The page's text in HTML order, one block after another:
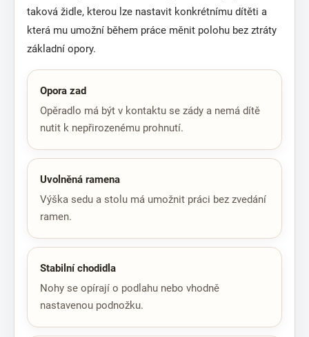
taková židle, kterou lze nastavit konkrétnímu dítěti a
která mu umožní během práce měnit polohu bez ztráty
základní opory.
Opora zad
Opěradlo má být v kontaktu se zády a nemá dítě
nutit k nepřirozenému prohnutí.
Uvolněná ramena
Výška sedu a stolu má umožnit práci bez zvedání
ramen.
Stabilní chodidla
Nohy se opírají o podlahu nebo vhodně
nastavenou podnožku.